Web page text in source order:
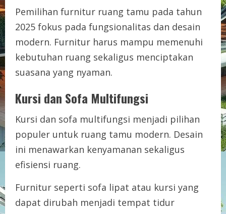
Pemilihan furnitur ruang tamu pada tahun
2025 fokus pada fungsionalitas dan desain
modern. Furnitur harus mampu memenuhi
kebutuhan ruang sekaligus menciptakan
suasana yang nyaman.
Kursi dan Sofa Multifungsi
Kursi dan sofa multifungsi menjadi pilihan
populer untuk ruang tamu modern. Desain
ini menawarkan kenyamanan sekaligus
efisiensi ruang.
Furnitur seperti sofa lipat atau kursi yang
dapat dirubah menjadi tempat tidur